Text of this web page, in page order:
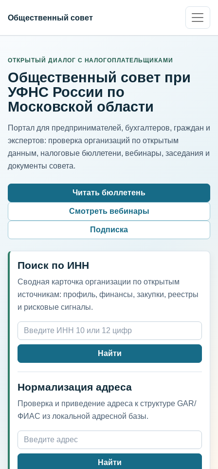
Общественный совет
ОТКРЫТЫЙ ДИАЛОГ С НАЛОГОПЛАТЕЛЬЩИКАМИ
Общественный совет при
УФНС России по
Московской области
Портал для предпринимателей, бухгалтеров, граждан и
экспертов: проверка организаций по открытым
данным, налоговые бюллетени, вебинары, заседания и
документы совета.
Читать бюллетень
Смотреть вебинары
Подписка
Поиск по ИНН
Сводная карточка организации по открытым
источникам: профиль, финансы, закупки, реестры
и рисковые сигналы.
ИНН организации
Найти
Нормализация адреса
Проверка и приведение адреса к структуре GAR/
ФИАС из локальной адресной базы.
Адрес для нормализации
Найти